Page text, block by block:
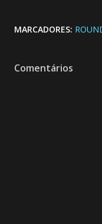
MARCADORES:
Comentários